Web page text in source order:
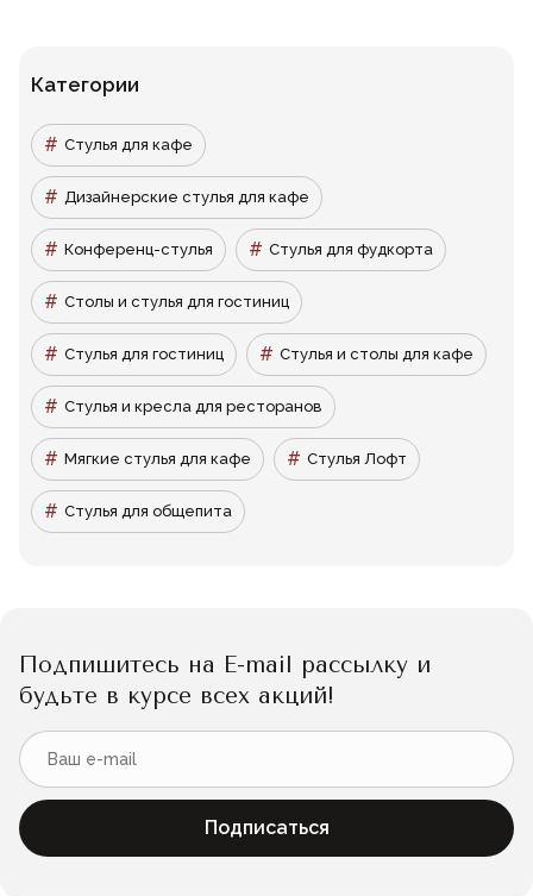
Категории
Стулья для кафе
Дизайнерские стулья для кафе
Конференц-стулья Стулья для фудкорта
Столы и стулья для гостиниц
Стулья для гостиниц Стулья и столы для кафе
Стулья и кресла для ресторанов
Мягкие стулья для кафе Стулья Лофт
Стулья для общепита
Подпишитесь на E-mail рассылку и
будьте в курсе всех акций!
Подписаться